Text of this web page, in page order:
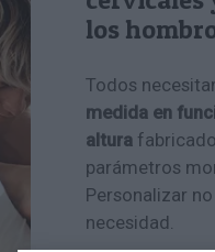
los
Todos
medida en
altura
parámetros
Personalizar
necesidad.